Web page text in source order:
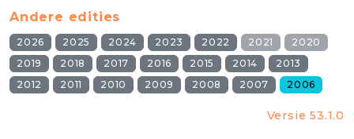
Andere edities
2026 2025 2024 2023 2022 2021
2020
2019
2018 2017 2016 2015 2014
2013
2012
2011 2010 2009 2008 2007 2006
Versie 53.1.0